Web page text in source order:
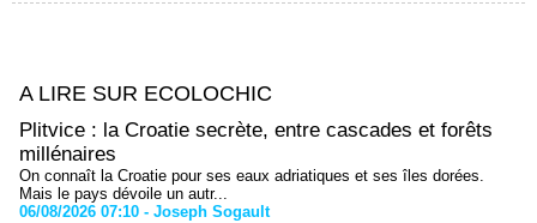
A LIRE SUR ECOLOCHIC
Plitvice : la Croatie secrète, entre cascades et forêts
millénaires
On connaît la Croatie pour ses eaux adriatiques et ses îles dorées.
Mais le pays dévoile un autr...
06/08/2026 07:10 - Joseph Sogault